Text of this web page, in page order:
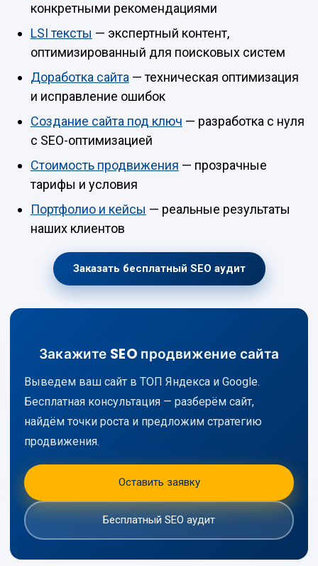
конкретными рекомендациями
LSI тексты — экспертный контент,
оптимизированный для поисковых систем
Доработка сайта — техническая оптимизация
и исправление ошибок
Создание сайта под ключ — разработка с нуля
с SEO-оптимизацией
Стоимость продвижения — прозрачные
тарифы и условия
Портфолио и кейсы — реальные результаты
наших клиентов
Заказать бесплатный SEO аудит
Закажите SEO продвижение сайта
Выведем ваш сайт в ТОП Яндекса и Google.
Бесплатная консультация — разберём сайт,
найдём точки роста и предложим стратегию
продвижения.
Оставить заявку
Бесплатный SEO аудит